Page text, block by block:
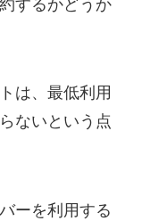
するかどうか
は、最低利用
ないという点
ーを利用する